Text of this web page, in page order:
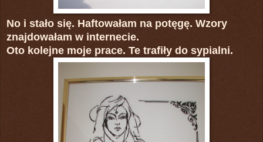
No i stało się. Haftowałam na potęgę. Wzory
znajdowałam w internecie.
Oto kolejne moje prace. Te trafiły do sypialni.